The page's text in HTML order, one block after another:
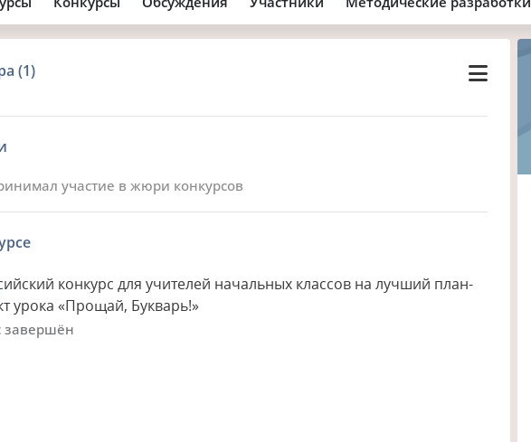
(1)
участие в жюри конкурсов
конкурс для учителей начальных классов на лучший план-
урока «Прощай, Букварь!»
завершён